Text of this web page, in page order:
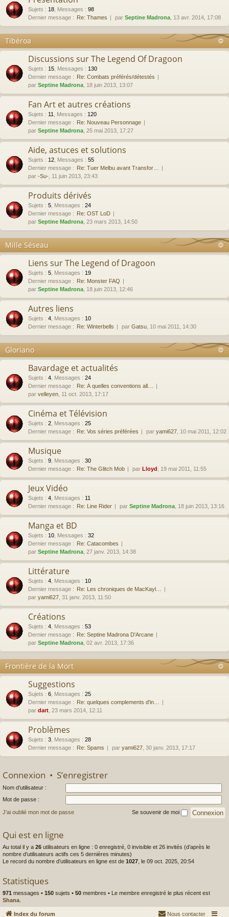
Sujets : 18 Messages : 98
Dernier message : Re: Thames par Septine Madrona , 13 avr. 2014, 17:08
Tibéroa
Discussions sur The Legend Of Dragoon
Sujets : 15 Messages : 130
Dernier message : Re: Combats préférés/détestés
par Septine Madrona , 18 juin 2013, 13:07
Fan Art et autres créations
Sujets : 11 Messages : 120
Dernier message : Re: Nouveau Personnage
par Septine Madrona , 25 mai 2013, 17:27
Aide, astuces et solutions
Sujets : 12 Messages : 55
Dernier message : Re: Tuer Melbu avant Transfor…
par -Su- , 11 juin 2013, 23:43
Produits dérivés
Sujets : 5 Messages : 24
Dernier message : Re: OST LoD
par Septine Madrona , 23 mars 2013, 14:50
Mille Séseau
Liens sur The Legend of Dragoon
Sujets : 5 Messages : 19
Dernier message : Re: Monster FAQ
par Septine Madrona , 18 juin 2013, 12:46
Autres liens
Sujets : 4 Messages : 10
Dernier message : Re: Winterbells par Gatsu , 10 mai 2011, 14:30
Gloriano
Bavardage et actualités
Sujets : 4 Messages : 24
Dernier message : Re: À quelles conventions all…
par velleyen , 11 oct. 2013, 17:17
Cinéma et Télévision
Sujets : 2 Messages : 25
Dernier message : Re: Vos séries préférées par yami627 , 10 mai 2011, 12:02
Musique
Sujets : 9 Messages : 30
Dernier message : Re: The Glitch Mob par Lloyd , 19 mai 2011, 11:55
Jeux Vidéo
Sujets : 4 Messages : 11
Dernier message : Re: Line Rider par Septine Madrona , 18 juin 2013, 13:16
Manga et BD
Sujets : 10 Messages : 32
Dernier message : Re: Catacombes
par Septine Madrona , 27 janv. 2013, 14:38
Littérature
Sujets : 4 Messages : 10
Dernier message : Re: Les chroniques de MacKayl…
par yami627 , 31 janv. 2013, 11:50
Créations
Sujets : 4 Messages : 53
Dernier message : Re: Septine Madrona D'Arcane
par Septine Madrona , 02 avr. 2013, 17:36
Frontière de la Mort
Suggestions
Sujets : 6 Messages : 25
Dernier message : Re: quelques complements d'in…
par dart , 23 mars 2014, 12:11
Problèmes
Sujets : 3 Messages : 28
Dernier message : Re: Spams par yami627 , 30 janv. 2013, 17:17
Connexion • S’enregistrer
Nom d’utilisateur :
Mot de passe :
J’ai oublié mon mot de passe Se souvenir de moi
Qui est en ligne
Au total il y a 26 utilisateurs en ligne : 0 enregistré, 0 invisible et 26 invités (d’après le
nombre d’utilisateurs actifs ces 5 dernières minutes)
Le record du nombre d’utilisateurs en ligne est de 1027, le 09 oct. 2025, 20:54
Statistiques
971 messages • 150 sujets • 50 membres • Le membre enregistré le plus récent est
Shana.
Index du forum Nous contacter